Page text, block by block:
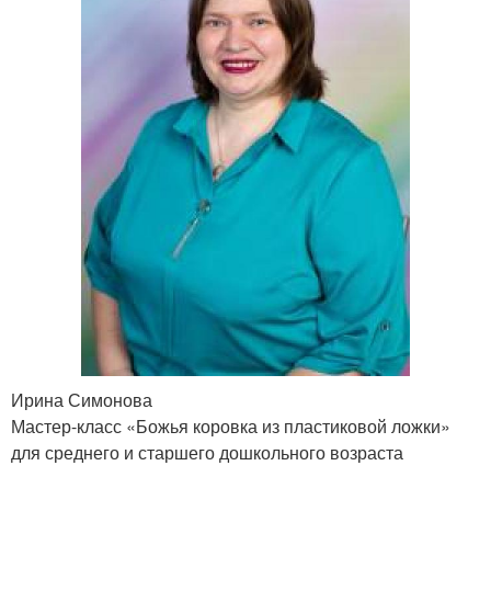
Ирина Симонова
Мастер-класс «Божья коровка из пластиковой ложки»
для среднего и старшего дошкольного возраста